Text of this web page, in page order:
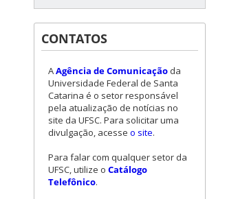
CONTATOS
AAgência de Comunicação da
Universidade Federal de Santa
Catarina é o setor responsável
pela atualização de notícias no
site da UFSC. Para solicitar uma
divulgação, acesse o site.
Para falar com qualquer setor da
UFSC, utilize o Catálogo
Telefônico.